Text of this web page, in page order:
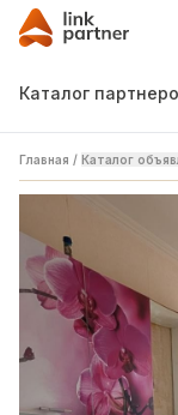
Каталог
Главная / Каталог